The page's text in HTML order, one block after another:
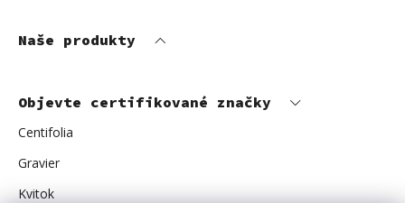
Naše produkty
Objevte certifikované značky
Centifolia
Gravier
Kvitok